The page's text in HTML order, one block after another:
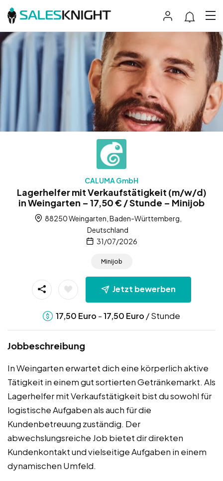
CALUMA GmbH
Lagerhelfer mit Verkaufstätigkeit (m/w/d)
in Weingarten – 17,50 € / Stunde – Minijob
88250 Weingarten, Baden-Württemberg,
Deutschland
31/07/2026
Minijob
Jetzt bewerben
17,50 Euro -17,50 Euro / Stunde
Jobbeschreibung
In Weingarten erwartet dich eine körperlich aktive
Tätigkeit in einem gut sortierten Getränkemarkt. Als
Lagerhelfer mit Verkaufstätigkeit bist du sowohl für
logistische Aufgaben als auch für die
Kundenbetreuung zuständig. Der
abwechslungsreiche Job bietet dir direkten
Kundenkontakt und vielseitige Aufgaben in einem
dynamischen Umfeld.